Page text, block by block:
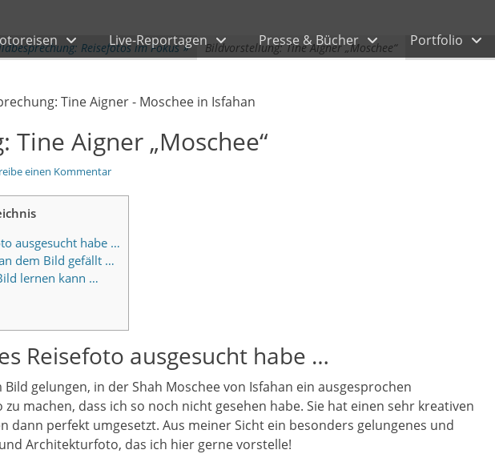
Live-Reportagen Presse & Bücher Portfolio
Reisefotos im Fokus » Bildvorstellung: Tine Aigner „Moschee“
Tine Aigner „Moschee“
einen Kommentar
ausgesucht habe …
dem Bild gefällt …
lernen kann …
Reisefoto ausgesucht habe …
gelungen, in der Shah Moschee von Isfahan ein ausgesprochen
machen, dass ich so noch nicht gesehen habe. Sie hat einen sehr kreativen
dann perfekt umgesetzt. Aus meiner Sicht ein besonders gelungenes und
Architekturfoto, das ich hier gerne vorstelle!